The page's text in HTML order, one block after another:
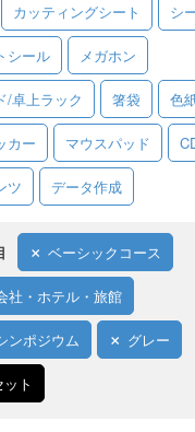
約
合せ
カッティングシート シ
シール メガホン
/卓上ラック 箸袋 色
カー マウスパッド
ツ データ作成
ベーシックコース
社・ホテル・旅館
ンポジウム グレー
ト